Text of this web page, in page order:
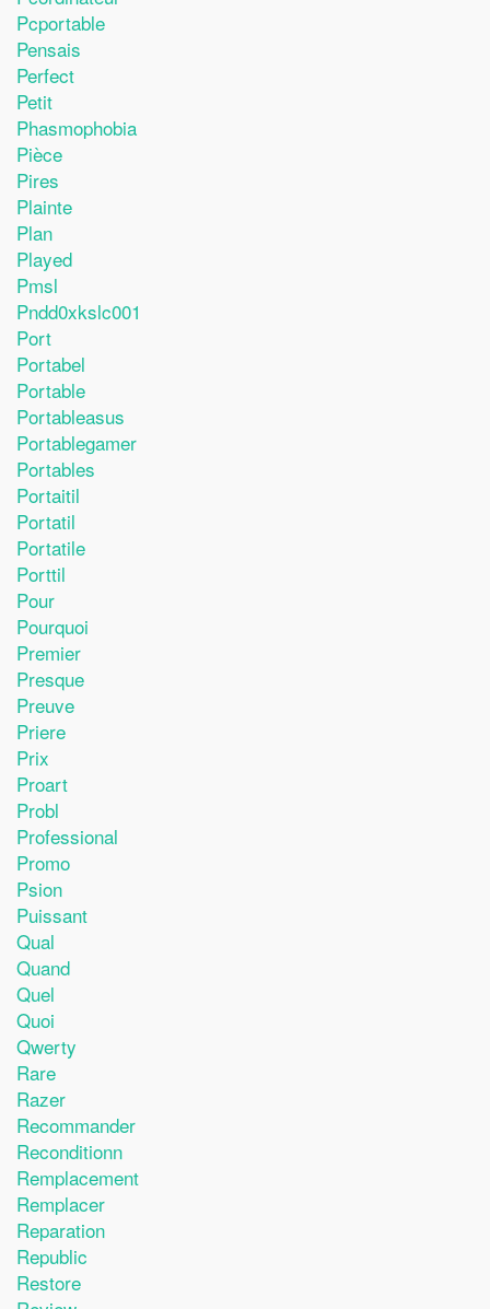
Pcportable
Pensais
Perfect
Petit
Phasmophobia
Pièce
Pires
Plainte
Plan
Played
Pmsl
Pndd0xkslc001
Port
Portabel
Portable
Portableasus
Portablegamer
Portables
Portaitil
Portatil
Portatile
Porttil
Pour
Pourquoi
Premier
Presque
Preuve
Priere
Prix
Proart
Probl
Professional
Promo
Psion
Puissant
Qual
Quand
Quel
Quoi
Qwerty
Rare
Razer
Recommander
Reconditionn
Remplacement
Remplacer
Reparation
Republic
Restore